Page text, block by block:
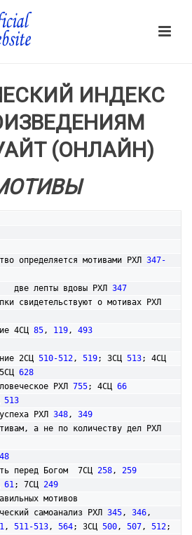
ИНДЕКС
(ОНЛАЙН)
определяется мотивами РХЛ
347-
			две лепты вдовы РХЛ
347
4СЦ 85, 119, 493
2СЦ
510-512, 519; 3СЦ 513
628
РХЛ
755; 4СЦ 66
513
РХЛ
348, 349
перед Богом  7СЦ
258, 259
61; 7СЦ 249
самоанализ РХЛ
345, 346
, 511-513, 564; 3СЦ 500, 507, 512;